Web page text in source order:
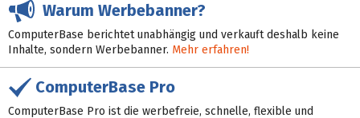
Warum Werbebanner?
ComputerBase berichtet unabhängig und verkauft deshalb keine
Inhalte, sondern Werbebanner. Mehr erfahren!
ComputerBase Pro
ComputerBase Pro ist die werbefreie, schnelle, flexible und